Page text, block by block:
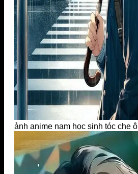
ảnh anime nam học sinh tóc che ô